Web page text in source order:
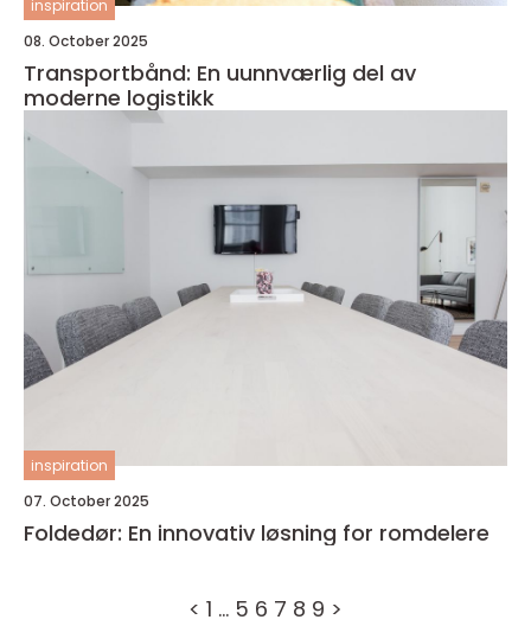
inspiration
08. October 2025
Transportbånd: En uunnværlig del av
moderne logistikk
inspiration
07. October 2025
Foldedør: En innovativ løsning for romdelere
< 1 … 5 6 7 8 9 >